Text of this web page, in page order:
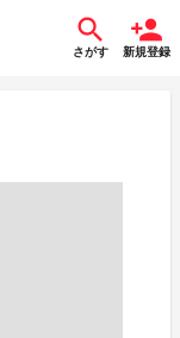
さがす 新規登録